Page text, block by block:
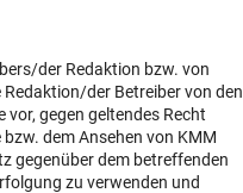
der Redaktion bzw. von
der Betreiber von den
gegen geltendes Recht
dem Ansehen von KMM
gegenüber dem betreffenden
zu verwenden und